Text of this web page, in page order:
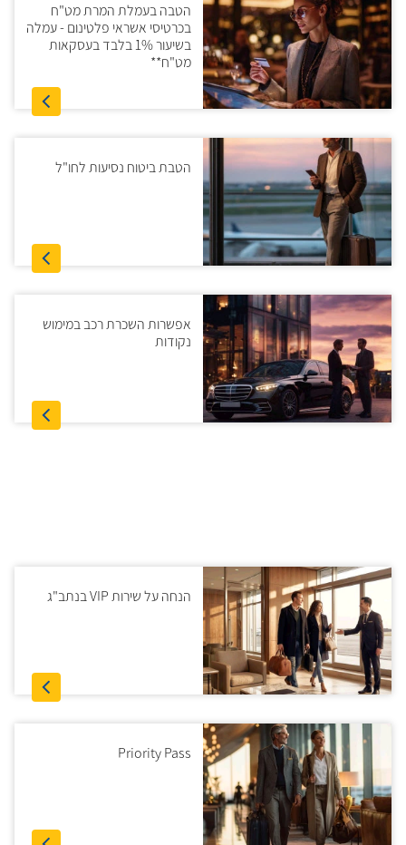
הטבה בעמלת המרת מט"ח
בכרטיסי אשראי פלטינום - עמלה
בשיעור 1% בלבד בעסקאות
מט"ח**
הטבת ביטוח נסיעות לחו"ל
אפשרות השכרת רכב במימוש
נקודות
הנחה על שירות VIP בנתב"ג
Priority Pass